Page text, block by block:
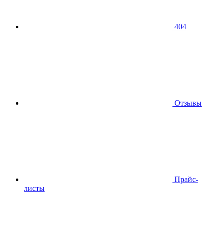
404
Отзывы
Прайс-
листы